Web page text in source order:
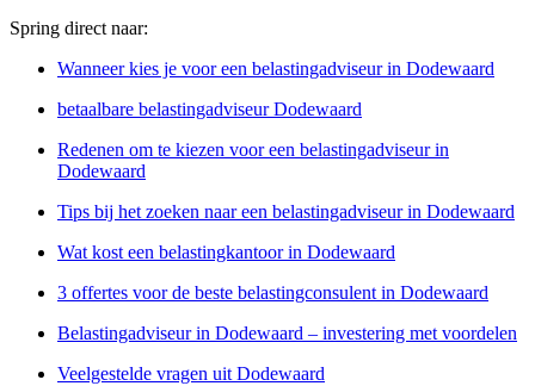
Spring direct naar:
Wanneer kies je voor een belastingadviseur in Dodewaard
betaalbare belastingadviseur Dodewaard
Redenen om te kiezen voor een belastingadviseur in
Dodewaard
Tips bij het zoeken naar een belastingadviseur in Dodewaard
Wat kost een belastingkantoor in Dodewaard
3 offertes voor de beste belastingconsulent in Dodewaard
Belastingadviseur in Dodewaard – investering met voordelen
Veelgestelde vragen uit Dodewaard